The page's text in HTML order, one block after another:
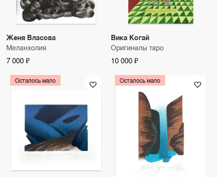
Женя Власова
Меланхолия
7 000 ₽
Вика Когай
Оригиналы таро
10 000 ₽
Осталось мало Осталось мало